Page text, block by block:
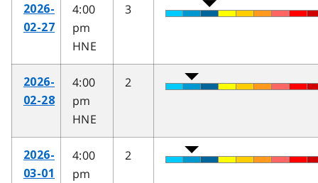
2026-
02-27
4:00
pm
HNE
3
2026-
02-28
4:00
pm
HNE
2
2026-
03-01
4:00
pm
2